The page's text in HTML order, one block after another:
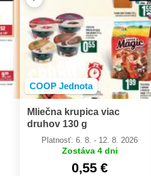
COOP Jednota
Mliečna krupica viac
druhov 130 g
Platnosť: 6. 8. - 12. 8. 2026
Zostáva 4 dni
0,55 €